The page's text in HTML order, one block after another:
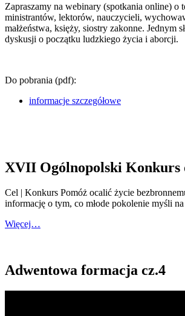
Zapraszamy na webinary (spotkania online)
ministrantów, lektorów, nauczycieli,
małżeństwa, księży, siostry zakonne.
dyskusji o początku ludzkiego życia i aborcji.
Do pobrania (pdf):
informacje szczegółowe
XVII Ogólnopolski Konkurs
Cel | Konkurs Pomóż ocalić życie
informację o tym, co młode pokolenie myśli
Więcej…
Adwentowa formacja cz.4